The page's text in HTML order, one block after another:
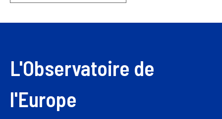
L'Observatoire de
l'Europe